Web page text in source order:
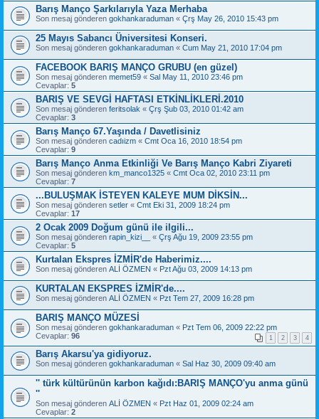
Barış Manço Şarkılarıyla Yaza Merhaba
Son mesaj gönderen gokhankaraduman « Çrş May 26, 2010 15:43 pm
25 Mayıs Sabancı Üniversitesi Konseri.
Son mesaj gönderen gokhankaraduman « Cum May 21, 2010 17:04 pm
FACEBOOK BARIŞ MANÇO GRUBU (en güzel)
Son mesaj gönderen memet59 « Sal May 11, 2010 23:46 pm
Cevaplar: 5
BARIŞ VE SEVGİ HAFTASI ETKİNLİKLERİ.2010
Son mesaj gönderen feritsolak « Çrş Şub 03, 2010 01:42 am
Cevaplar: 3
Barış Manço 67.Yaşında / Davetlisiniz
Son mesaj gönderen cadıizm « Cmt Oca 16, 2010 18:54 pm
Cevaplar: 9
Barış Manço Anma Etkinliği Ve Barış Manço Kabri Ziyareti
Son mesaj gönderen km_manco1325 « Cmt Oca 02, 2010 23:11 pm
Cevaplar: 7
...BULUŞMAK İSTEYEN KALEYE MUM DİKSİN...
Son mesaj gönderen setler « Cmt Eki 31, 2009 18:24 pm
Cevaplar: 17
2 Ocak 2009 Doğum günü ile ilgili...
Son mesaj gönderen rapin_kizi__ « Çrş Ağu 19, 2009 23:55 pm
Cevaplar: 5
Kurtalan Ekspres İZMİR'de Haberimiz....
Son mesaj gönderen ALİ ÖZMEN « Pzt Ağu 03, 2009 14:13 pm
KURTALAN EKSPRES İZMİR'de....
Son mesaj gönderen ALİ ÖZMEN « Pzt Tem 27, 2009 16:28 pm
BARIŞ MANÇO MÜZESİ
Son mesaj gönderen gokhankaraduman « Pzt Tem 06, 2009 22:22 pm
Cevaplar: 96 1 2 3 4
Barış Akarsu'ya gidiyoruz.
Son mesaj gönderen gokhankaraduman « Sal Haz 30, 2009 09:40 am
'' türk kültürünün karbon kağıdı:BARIŞ MANÇO'yu anma günü
''
Son mesaj gönderen ALİ ÖZMEN « Pzt Haz 01, 2009 02:24 am
Cevaplar: 2